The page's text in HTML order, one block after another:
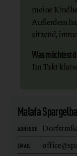
meine
Außerdem
sitzend,
Was möchtest
Im Takt
Malafa
ADRESSE
EMAIL